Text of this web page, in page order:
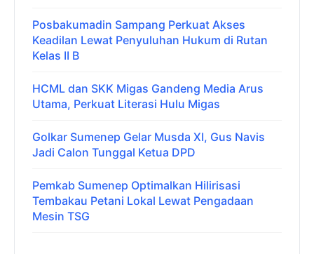
Posbakumadin Sampang Perkuat Akses
Keadilan Lewat Penyuluhan Hukum di Rutan
Kelas II B
HCML dan SKK Migas Gandeng Media Arus
Utama, Perkuat Literasi Hulu Migas
Golkar Sumenep Gelar Musda XI, Gus Navis
Jadi Calon Tunggal Ketua DPD
Pemkab Sumenep Optimalkan Hilirisasi
Tembakau Petani Lokal Lewat Pengadaan
Mesin TSG